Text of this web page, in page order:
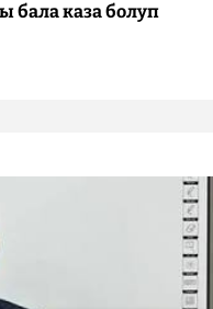
бала каза болуп